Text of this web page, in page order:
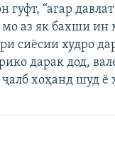
“агар
аз як бахши ин
сиёсии худро
дарак дод,
хоҳанд шуд ё